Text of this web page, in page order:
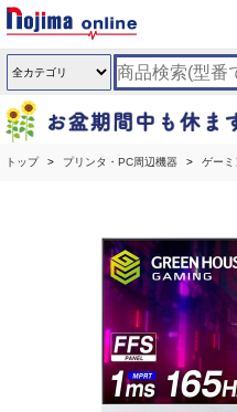
トップ プリンタ・PC周辺機器 ゲーミ